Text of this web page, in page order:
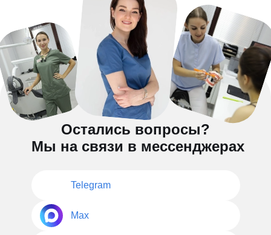
Остались вопросы?
Мы на связи в мессенджерах
Telegram
Max